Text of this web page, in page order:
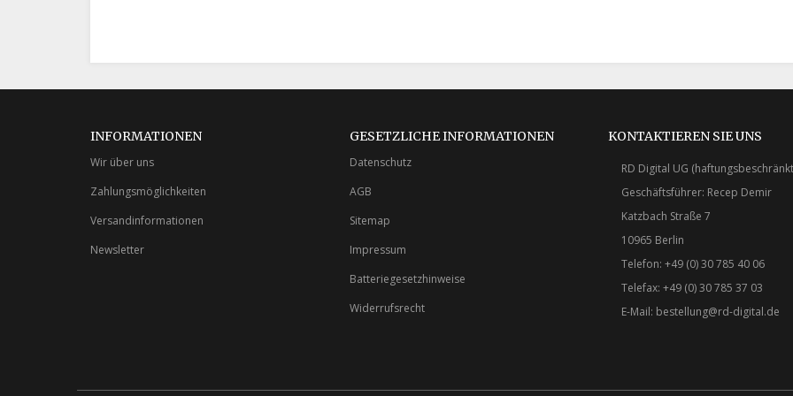
INFORMATIONEN
Wir über uns
Zahlungsmöglichkeiten
Versandinformationen
Newsletter
GESETZLICHE INFORMATIONEN
Datenschutz
AGB
Sitemap
Impressum
Batteriegesetzhinweise
Widerrufsrecht
KONTAKTIEREN SIE UNS
RD Digital UG
Geschäftsführer: Recep Demir
Katzbach Straße 7
10965 Berlin
Telefon: +49 (0) 30 785 40 06
Telefax: +49 (0) 30 785 37 03
E-Mail: bestellung@rd-digital.de